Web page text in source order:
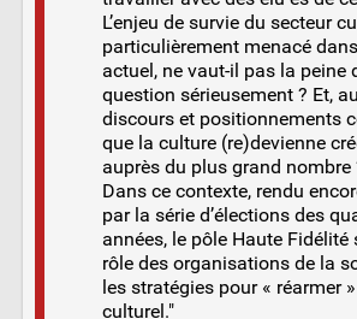
L’enjeu de survie du secteur
particulièrement menacé
actuel, ne vaut-il pas la peine
question sérieusement ? Et,
discours et positionnements
que la culture (re)devienne
auprès du plus grand nombre
Dans ce contexte, rendu
par la série d’élections des
années, le pôle Haute Fidélité
rôle des organisations de la
les stratégies pour « réarmer
culturel."